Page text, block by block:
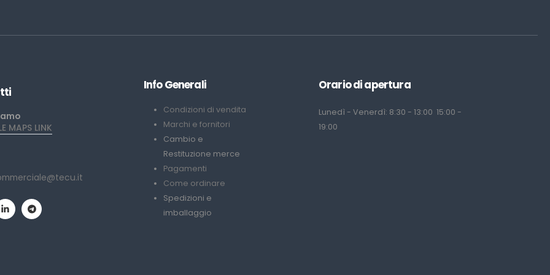
MAPS LINK
Info Generali
Condizioni di vendita
Marchi e fornitori
Cambio e
Restituzione merce
Pagamenti
Come ordinare
Spedizioni e
imballaggio
Orario di apertura
Lunedì - Venerdì: 8:30 - 13:00 15:00 -
19:00